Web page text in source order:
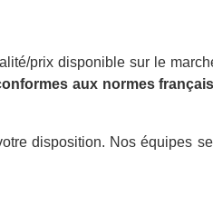
prix disponible sur le
aux normes
disposition. Nos équipes